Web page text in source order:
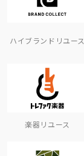
ハイブランドリユース
楽器リユース